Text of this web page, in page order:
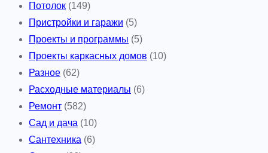
Потолок (149)
Пристройки и гаражи (5)
Проекты и программы (5)
Проекты каркасных домов (10)
Разное (62)
Расходные материалы (6)
Ремонт (582)
Сад и дача (10)
Сантехника (6)